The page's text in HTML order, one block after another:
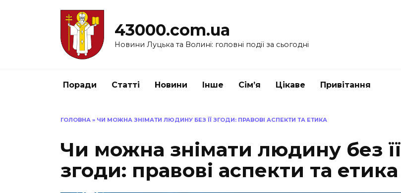
43000.com.ua
Новини Луцька та Волині: головні події за сьогодні
Поради Статті Новини Інше Сім’я Цікаве Привітання
ГОЛОВНА » ЧИ МОЖНА ЗНІМАТИ ЛЮДИНУ БЕЗ ЇЇ ЗГОДИ: ПРАВОВІ АСПЕКТИ ТА ЕТИКА
Чи можна знімати людину без її
згоди: правові аспекти та етика